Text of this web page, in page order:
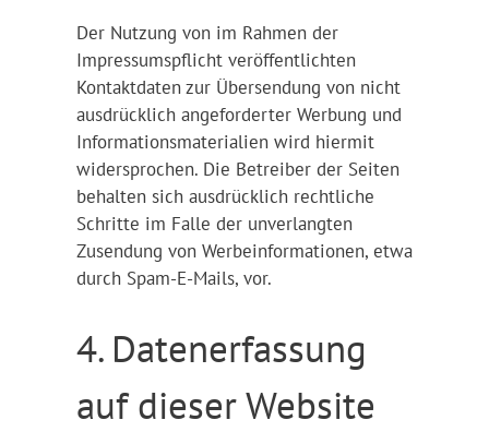
Der Nutzung von im Rahmen der
Impressumspflicht veröffentlichten
Kontaktdaten zur Übersendung von nicht
ausdrücklich angeforderter Werbung und
Informationsmaterialien wird hiermit
widersprochen. Die Betreiber der Seiten
behalten sich ausdrücklich rechtliche
Schritte im Falle der unverlangten
Zusendung von Werbeinformationen, etwa
durch Spam-E-Mails, vor.
4. Datenerfassung
auf dieser Website